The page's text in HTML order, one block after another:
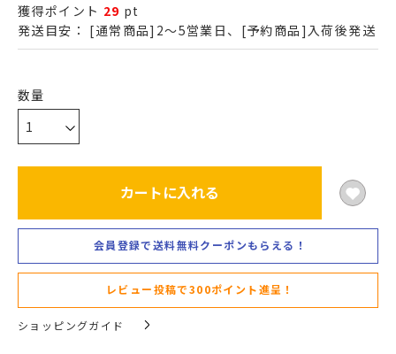
獲得ポイント 29 pt
発送目安： [通常商品]2～5営業日、[予約商品]入荷後発送
カートに入れる
会員登録で送料無料クーポンもらえる！
レビュー投稿で300ポイント進呈！
ショッピングガイド